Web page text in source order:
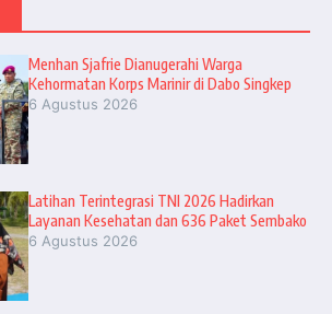
Menhan Sjafrie Dianugerahi Warga
Kehormatan Korps Marinir di Dabo Singkep
6 Agustus 2026
Latihan Terintegrasi TNI 2026 Hadirkan
Layanan Kesehatan dan 636 Paket Sembako
6 Agustus 2026